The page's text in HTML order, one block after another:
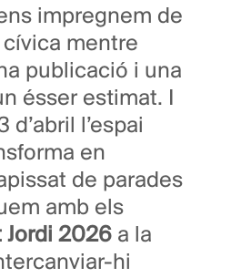
impregnem de
cívica mentre
publicació i una
ésser estimat. I
d’abril l’espai
en
de parades
amb els
Jordi 2026 a la
hi